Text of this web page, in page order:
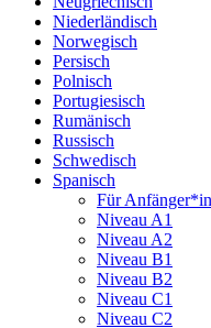
Niederländisch
Norwegisch
Persisch
Polnisch
Portugiesisch
Rumänisch
Russisch
Schwedisch
Spanisch
Für
Niveau A1
Niveau A2
Niveau B1
Niveau B2
Niveau C1
Niveau C2